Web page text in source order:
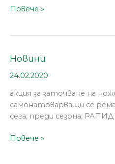
Повече »
Новини
24.02.2020
акция за заточване на
самонатоварващи се
сега, преди сезона,
Новини
Повече »